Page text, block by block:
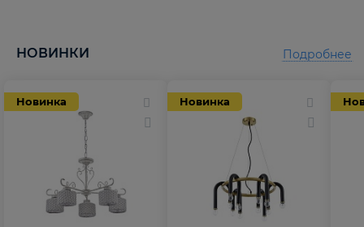
НОВИНКИ
Новинка Новинка
Подробнее